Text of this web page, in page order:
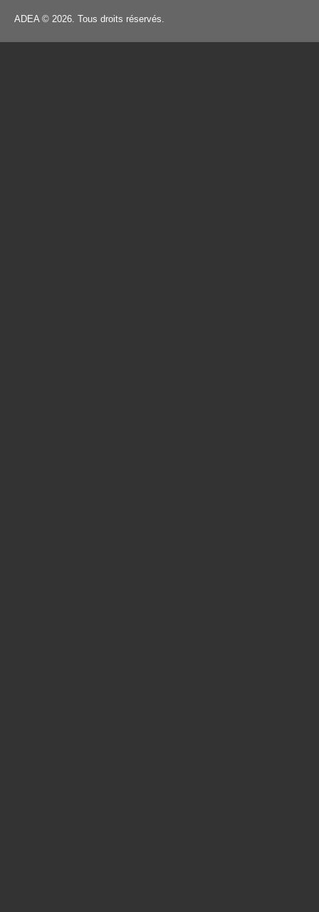
ADEA © 2026. Tous droits réservés.